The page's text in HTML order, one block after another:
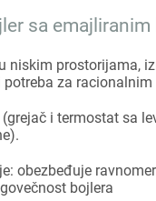
sa emajliranim
niskim prostorijama,
za
i termostat sa
obezbeđuje
dugovečnost